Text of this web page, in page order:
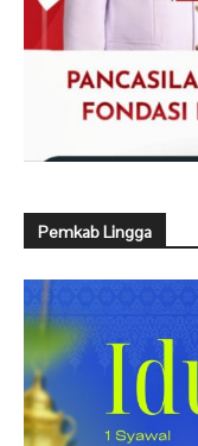
Pemkab Lingga